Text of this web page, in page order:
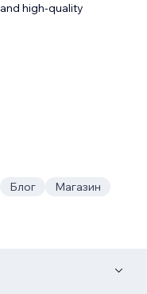
high-quality
Блог
Магазин